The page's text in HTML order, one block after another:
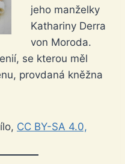
jeho manželky
Kathariny Derra
von Moroda.
se kterou měl
provdaná kněžna
CC BY-SA 4.0,